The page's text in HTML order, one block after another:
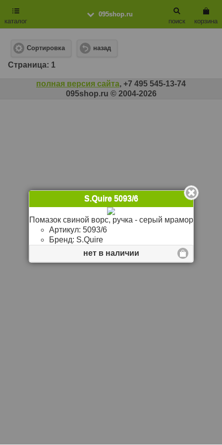
095shop.ru
каталог
корзина
поиск
Сортировка назад
Cтраница: 1
полная версия сайта, +7 495 545-13-74
095shop.ru © 2004-2026
S.Quire 5093/6
Помазок свиной ворс, ручка - серый мрамор
Артикул: 5093/6
Бренд: S.Quire
нет в наличии